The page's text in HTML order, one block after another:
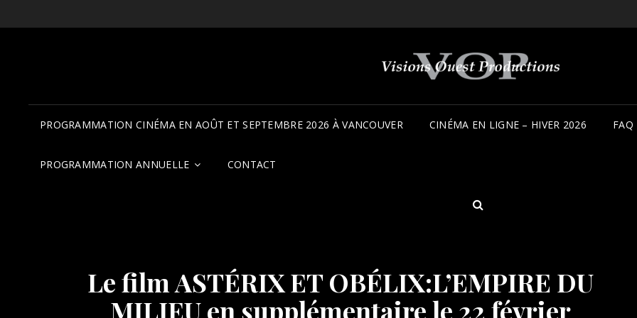
PROGRAMMATION CINÉMA EN AOÛT ET SEPTEMBRE 2026 À VANCOUVER CINÉMA EN LIGNE – HIVER 2026 FAQ
PROGRAMMATION ANNUELLE CONTACT
SEARCH
Le film ASTÉRIX ET OBÉLIX:L’EMPIRE DU
MILIEU en supplémentaire le 22 février